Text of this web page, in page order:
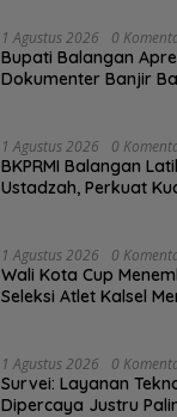
1 Agustus 2026 0
Bupati Balangan
Dokumenter Banjir
1 Agustus 2026 0
BKPRMI Balangan
Ustadzah, Perkuat
1 Agustus 2026 0
Wali Kota Cup
Seleksi Atlet Kalsel
1 Agustus 2026 0
Survei: Layanan
Dipercaya Justru